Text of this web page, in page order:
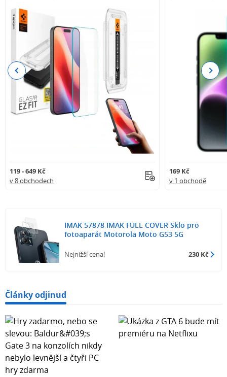
119 - 649 Kč
v 8 obchodech
169 Kč
v 1 obchodě
Previous Next
IMAK 57878 IMAK FULL COVER Sklo pro
fotoaparát Motorola Moto G53 5G
Nejnižší cena! 230 Kč
Články odjinud